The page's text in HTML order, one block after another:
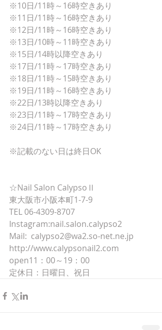
※10日/11時～16時空きあり
※11日/11時～16時空きあり
※12日/11時～16時空きあり
※13日/10時～11時空きあり
※15日/14時以降空きあり
※17日/11時～17時空きあり
※18日/11時～15時空きあり
※19日/11時～16時空きあり
※22日/13時以降空きあり
※23日/11時～17時空きあり
※24日/11時～17時空きあり
※記載のない日は終日OK
☆Nail Salon CalypsoⅡ
東大阪市小阪本町1-7-9
TEL 06-4309-8707
Instagram:nail.salon.calypso2
Mail:  calypso2@wa2.so-net.ne.jp
http://www.calypsonail2.com
open11：00～19：00
定休日：日曜日、祝日